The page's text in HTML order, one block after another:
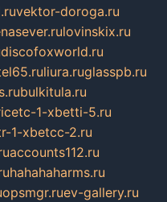
vektor-doroga.ru
lovinskix.ru
discofoxworld.ru
liura.ruglasspb.ru
bulkitula.ru
1-xbetti-5.ru
1-xbetcc-2.ru
accounts112.ru
hahahaharms.ru
opsmgr.ruev-gallery.ru